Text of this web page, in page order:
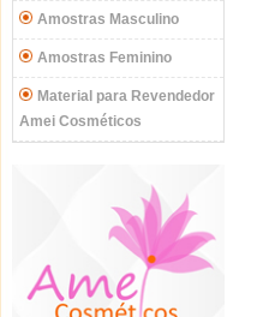
Amostras Masculino
Amostras Feminino
Material para Revendedor
Amei Cosméticos